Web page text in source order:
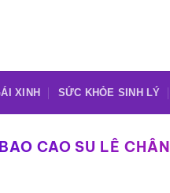
XINH SỨC KHỎE SINH LÝ
CAO SU LÊ CHÂN